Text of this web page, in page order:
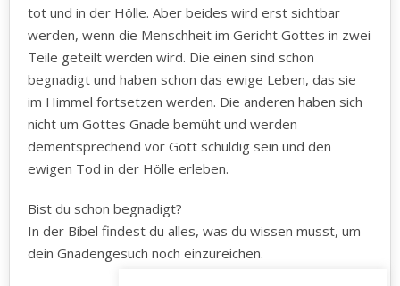
tot und in der Hölle. Aber beides wird erst sichtbar
werden, wenn die Menschheit im Gericht Gottes in zwei
Teile geteilt werden wird. Die einen sind schon
begnadigt und haben schon das ewige Leben, das sie
im Himmel fortsetzen werden. Die anderen haben sich
nicht um Gottes Gnade bemüht und werden
dementsprechend vor Gott schuldig sein und den
ewigen Tod in der Hölle erleben.
Bist du schon begnadigt?
In der Bibel findest du alles, was du wissen musst, um
dein Gnadengesuch noch einzureichen.